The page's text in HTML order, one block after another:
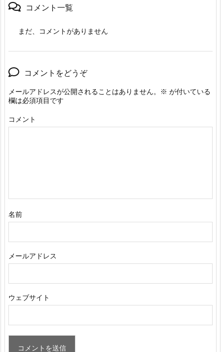
コメント一覧
まだ、コメントがありません
コメントをどうぞ
メールアドレスが公開されることはありません。 ※ が付いている
欄は必須項目です
コメント
名前
メールアドレス
ウェブサイト